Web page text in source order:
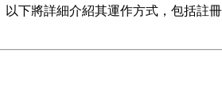
下將詳細介紹其運作方式，包括註